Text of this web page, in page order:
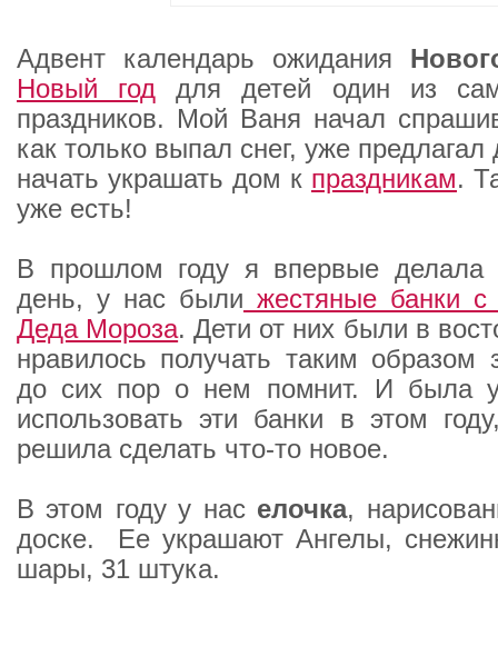
Адвент календарь ожидания
Новый год для детей один из
праздников. Мой Ваня начал
как только выпал снег, уже предлагал
начать украшать дом к праздникам.
уже есть!
В прошлом году я впервые делала
день, у нас были жестяные банки с
Деда Мороза. Дети от них были в
нравилось получать таким образом
до сих пор о нем помнит. И была
использовать эти банки в этом
решила сделать что-то новое.
В этом году у нас елочка,
доске. Ее украшают Ангелы,
шары, 31 штука.